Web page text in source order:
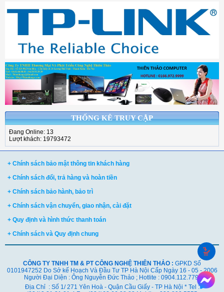
THỐNG KÊ TRUY CẬP
Đang Online: 13
Lượt khách: 19793472
+ Chính sách bảo mật thông tin khách hàng
+ Chính sách đổi, trả hàng và hoàn tiền
+ Chính sách bảo hành, bảo trì
+ Chính sách vận chuyển, giao nhận, cài đặt
+ Quy định và hình thức thanh toán
+ Chính sách và Quy định chung
CÔNG TY TNHH TM & PT CÔNG NGHỆ THIÊN THẢO : GPKD Số
0101947252 Do Sở kế Hoạch Và Đầu Tư TP Hà Nội Cấp Ngày 16 - 05 - 2006
Người Đại Diện : Ông Nguyễn Đức Thảo ; Hotlite : 0904.112.779
Địa Chỉ : Số 1/ 271 Yên Hoà - Quận Cầu Giấy - TP Hà Nội * Tel :